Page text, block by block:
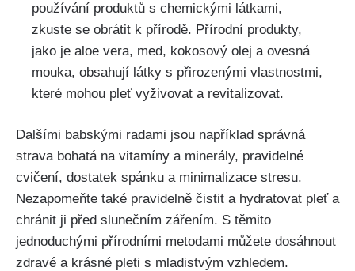
používání produktů s chemickými látkami,
⁣zkuste se obrátit k přírodě. Přírodní produkty,
jako je aloe vera, med, kokosový olej a ovesná
mouka, obsahují látky s přirozenými vlastnostmi,
které ⁣mohou ⁢pleť vyživovat a revitalizovat.
Dalšími ⁣babskými⁢ radami⁣ jsou například správná
⁢strava bohatá na vitamíny ⁢a minerály, pravidelné
cvičení, dostatek spánku a minimalizace stresu.
Nezapomeňte také pravidelně⁤ čistit a hydratovat pleť ‍a
chránit ‌ji před slunečním zářením. S těmito
jednoduchými přírodními metodami můžete dosáhnout⁢
zdravé a ​krásné pleti s mladistvým vzhledem.